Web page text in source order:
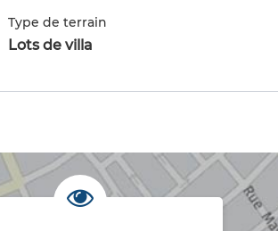
Type de terrain
Lots de villa